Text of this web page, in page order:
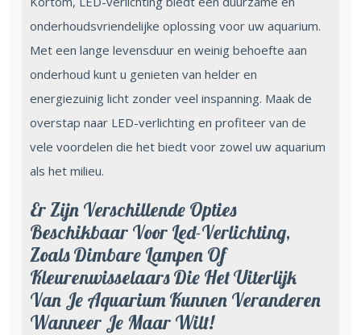
onderhoudsvriendelijke oplossing voor uw aquarium.
Met een lange levensduur en weinig behoefte aan
onderhoud kunt u genieten van helder en
energiezuinig licht zonder veel inspanning. Maak de
overstap naar LED-verlichting en profiteer van de
vele voordelen die het biedt voor zowel uw aquarium
als het milieu.
Er Zijn Verschillende Opties
Beschikbaar Voor Led-Verlichting,
Zoals Dimbare Lampen Of
Kleurenwisselaars Die Het Uiterlijk
Van Je Aquarium Kunnen Veranderen
Wanneer Je Maar Wilt!